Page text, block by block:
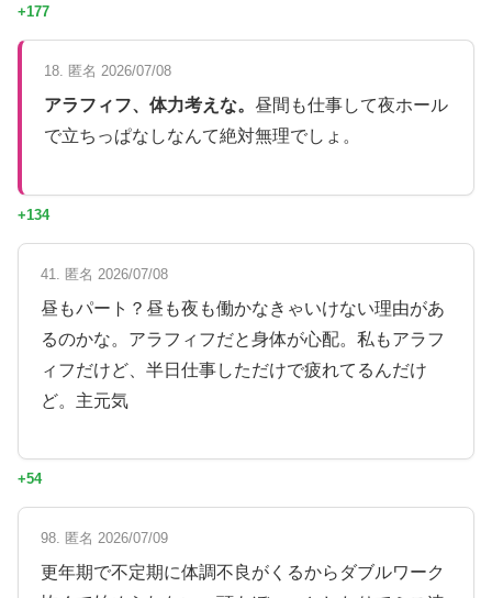
+177
18. 匿名 2026/07/08
アラフィフ、体力考えな。 昼間も仕事して夜ホール
で立ちっぱなしなんて絶対無理でしょ。
+134
41. 匿名 2026/07/08
昼もパート？昼も夜も働かなきゃいけない理由があ
るのかな。アラフィフだと身体が心配。私もアラフ
ィフだけど、半日仕事しただけで疲れてるんだけ
ど。主元気
+54
98. 匿名 2026/07/09
更年期で不定期に体調不良がくるからダブルワーク